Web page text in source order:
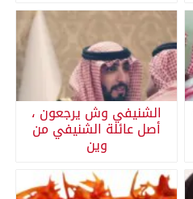
الشنيفي وش يرجعون ،
أصل عائلة الشنيفي من
وين